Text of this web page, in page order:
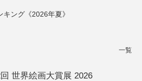
ング《2026年夏》
一覧
世界絵画大賞展 2026